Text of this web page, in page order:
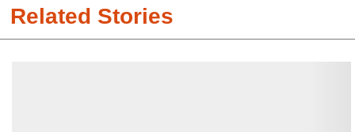
Related Stories